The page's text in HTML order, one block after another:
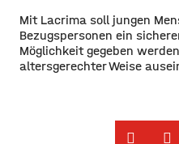
Mit Lacrima soll jungen
Bezugspersonen ein
Möglichkeit gegeben
altersgerechter Weise